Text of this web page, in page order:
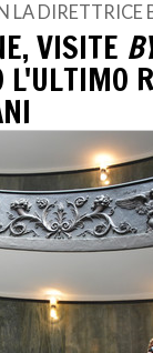
LA DIRETTRICE
VISITE
L'ULTIMO